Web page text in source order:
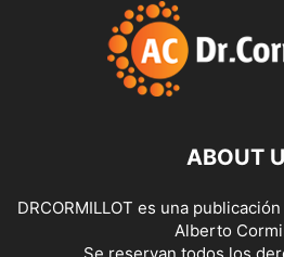
ABOUT
DRCORMILLOT es una
Alberto